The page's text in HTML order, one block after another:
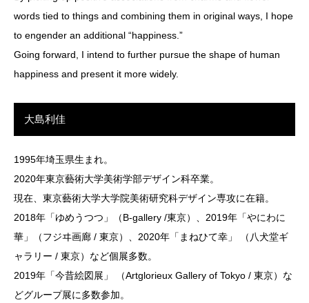
words tied to things and combining them in original ways, I hope
to engender an additional “happiness.”
Going forward, I intend to further pursue the shape of human
happiness and present it more widely.
大島利佳
1995年埼玉県生まれ。
2020年東京藝術大学美術学部デザイン科卒業。
現在、東京藝術大学大学院美術研究科デザイン専攻に在籍。
2018年「ゆめうつつ」（B-gallery /東京）、2019年「やにわに
華」（フジヰ画廊 / 東京）、2020年「まねひて幸」 （八犬堂ギ
ャラリー / 東京）など個展多数。
2019年「今昔絵図展」 （Artglorieux Gallery of Tokyo / 東京）な
どグループ展に多数参加。